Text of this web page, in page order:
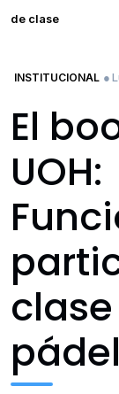
de clase
INSTITUCIONAL ●
El
UOH:
pádel